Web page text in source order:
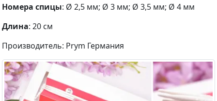
Номера спицы: Ø 2,5 мм; Ø 3 мм; Ø 3,5 мм; Ø 4 мм
Длина: 20 см
Производитель: Prym Германия